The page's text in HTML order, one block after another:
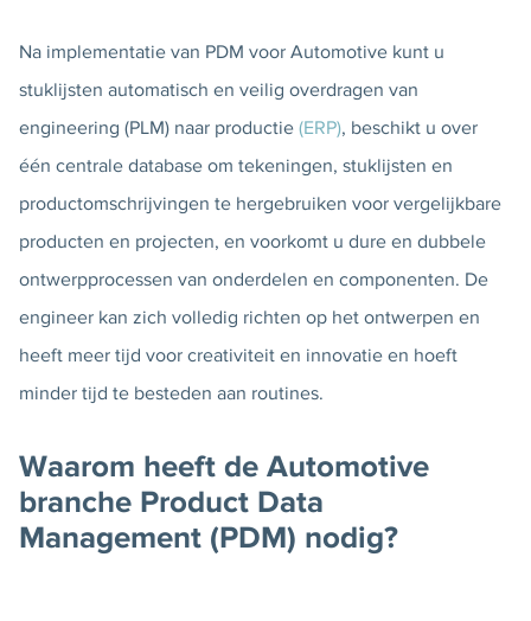
Na implementatie van PDM voor Automotive kunt u
stuklijsten automatisch en veilig overdragen van
engineering (PLM) naar productie (ERP), beschikt u over
één centrale database om tekeningen, stuklijsten en
productomschrijvingen te hergebruiken voor vergelijkbare
producten en projecten, en voorkomt u dure en dubbele
ontwerpprocessen van onderdelen en componenten. De
engineer kan zich volledig richten op het ontwerpen en
heeft meer tijd voor creativiteit en innovatie en hoeft
minder tijd te besteden aan routines.
Waarom heeft de Automotive
branche Product Data
Management (PDM) nodig?